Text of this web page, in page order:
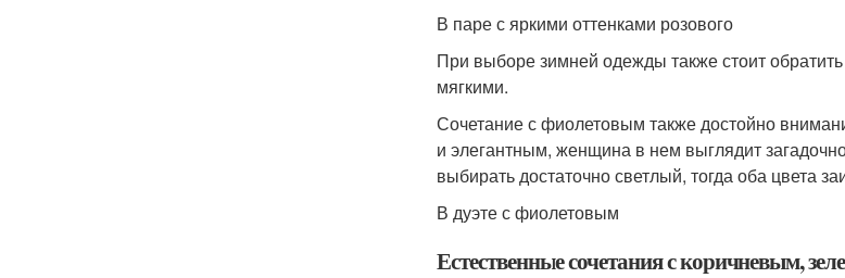
В паре с яркими оттенками розового
При выборе зимней одежды также стоит
мягкими.
Сочетание с фиолетовым также достойно
и элегантным, женщина в нем выглядит
выбирать достаточно светлый, тогда оба цвета
В дуэте с фиолетовым
Естественные сочетания с коричневым,